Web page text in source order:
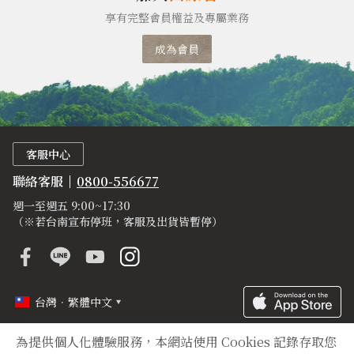
為提供個人化體驗服務，本網站使用 Cookies 記錄存取您
享有完整會員權益及專屬業務
成為會員
客服中心
聯絡客服 0800-556677
週一至週五 9:00~17:30
（※若台南宣布停班，客服及出貨皆暫停）
台灣．繁體中文